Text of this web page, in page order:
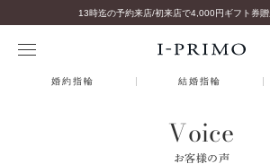
婚約指輪 結婚指輪
Voice
お客様の声